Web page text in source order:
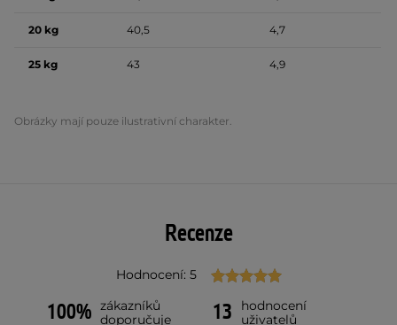
20 kg 40,5 4,7
25 kg 43 4,9
Obrázky mají pouze ilustrativní charakter.
Recenze
Hodnocení: 5
100% zákazníků
doporučuje
13
hodnocení
uživatelů